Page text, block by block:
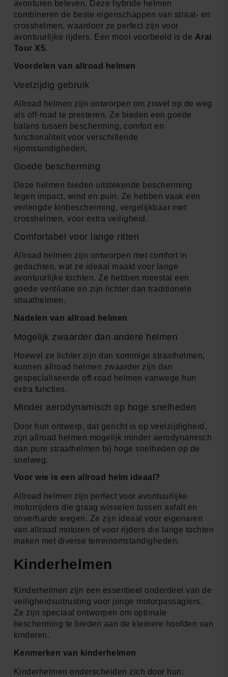
avonturen beleven. Deze hybride helmen
combineren de beste eigenschappen van straat- en
crosshelmen, waardoor ze perfect zijn voor
avontuurlijke rijders. Een mooi voorbeeld is de Arai
Tour X5.
Voordelen van allroad helmen
Veelzijdig gebruik
Allroad helmen zijn ontworpen om zowel op de weg
als off-road te presteren. Ze bieden een goede
balans tussen bescherming, comfort en
functionaliteit voor verschillende
rijomstandigheden.
Goede bescherming
Deze helmen bieden uitstekende bescherming
tegen impact, wind en puin. Ze hebben vaak een
verlengde kinbescherming, vergelijkbaar met
crosshelmen, voor extra veiligheid.
Comfortabel voor lange ritten
Allroad helmen zijn ontworpen met comfort in
gedachten, wat ze ideaal maakt voor lange
avontuurlijke tochten. Ze hebben meestal een
goede ventilatie en zijn lichter dan traditionele
straathelmen.
Nadelen van allroad helmen
Mogelijk zwaarder dan andere helmen
Hoewel ze lichter zijn dan sommige straathelmen,
kunnen allroad helmen zwaarder zijn dan
gespecialiseerde off-road helmen vanwege hun
extra functies.
Minder aerodynamisch op hoge snelheden
Door hun ontwerp, dat gericht is op veelzijdigheid,
zijn allroad helmen mogelijk minder aerodynamisch
dan pure straathelmen bij hoge snelheden op de
snelweg.
Voor wie is een allroad helm ideaal?
Allroad helmen zijn perfect voor avontuurlijke
motorrijders die graag wisselen tussen asfalt en
onverharde wegen. Ze zijn ideaal voor eigenaren
van allroad motoren of voor rijders die lange tochten
maken met diverse terreinomstandigheden.
Kinderhelmen
Kinderhelmen zijn een essentieel onderdeel van de
veiligheidsuitrusting voor jonge motorpassagiers.
Ze zijn speciaal ontworpen om optimale
bescherming te bieden aan de kleinere hoofden van
kinderen.
Kenmerken van kinderhelmen
Kinderhelmen onderscheiden zich door hun: